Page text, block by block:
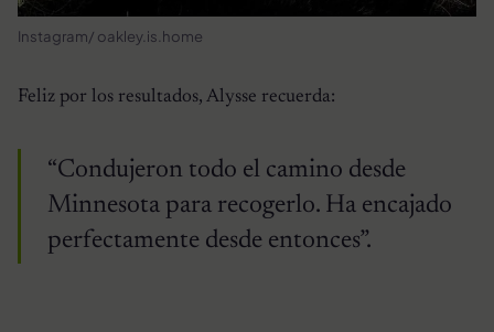
Instagram/ oakley.is.home
Feliz por los resultados, Alysse recuerda:
“Condujeron todo el camino desde
Minnesota para recogerlo. Ha encajado
perfectamente desde entonces”.